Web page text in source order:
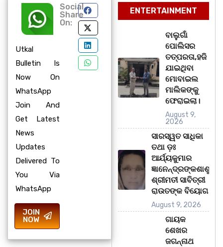
Utkal
Bulletin Is
Now On
WhatsApp
Join And
Get Latest
News
Updates
Delivered To
You Via
WhatsApp
JOIN
NOW
Social
Share
On:
ENTERTAINMENT
ବାଲୁଗାଁ
ପୋଲିସର
ତତ୍‌ପରତା,ହଜି
ଯାଇଥିବା
ମୋବାଇଲ
ମାଲିକଙ୍କୁ
ଫେରାଇଲା।
August 9,
2026
ସାରସ୍ୱତ ସାଧିକା
ତଥା ଡ଼ଃ
ଆର୍ଯ୍ୟକୁମାର
ଜ୍ଞାନେନ୍ଦ୍ରଙ୍କଶାଶୁ
ଶ୍ରୀମତୀ ସାବିତ୍ରୀ
ରାଉତଙ୍କ ବିୟୋଗ
August 9, 2026
ଗାୟକ
ଶେଖର
ଜଗନ୍ନାଥ